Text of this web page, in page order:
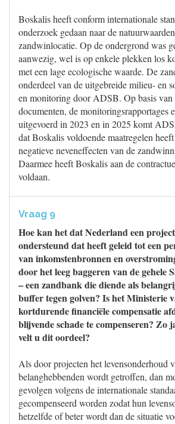
Boskalis heeft conform internationale
onderzoek gedaan naar de
zandwinlocatie. Op de ondergrond was
aanwezig, wel is op enkele plekken los
met een lage ecologische waarde. De
onderdeel van de uitgebreide milieu- en
en monitoring door ADSB. Op basis van
documenten, de monitoringsrapportages
uitgevoerd in 2023 en in 2025 komt
dat Boskalis voldoende maatregelen
negatieve neveneffecten van de
Daarmee heeft Boskalis aan de
voldaan.
Vraag 9
Hoe kan het dat Nederland een
ondersteund dat heeft geleid tot een
van inkomstenbronnen en
door het leeg baggeren van de gehele
– een zandbank die diende als
buffer tegen golven? Is het Ministerie
kortdurende financiële compensatie
blijvende schade te compenseren? Zo
velt u dit oordeel?
Als door projecten het levensonderhoud
belanghebbenden wordt getroffen, dan
gevolgen volgens de internationale
gecompenseerd worden zodat hun
hetzelfde of beter wordt dan de situatie